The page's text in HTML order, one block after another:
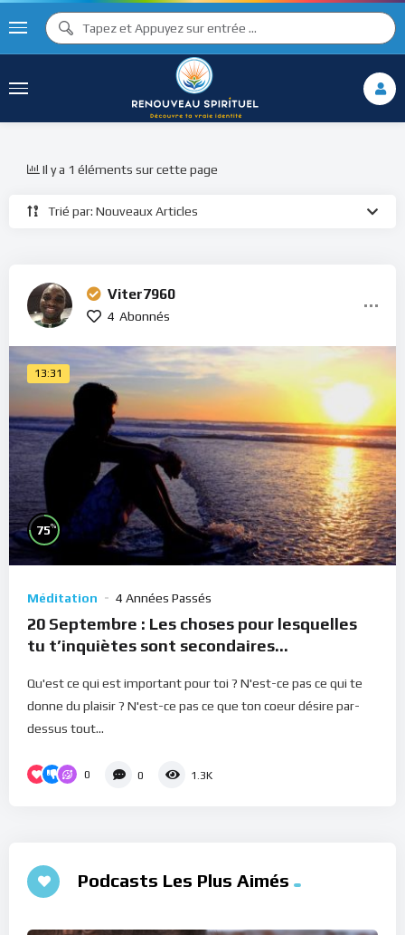
Trié par: Nouveaux Articles
Il y a 1 éléments sur cette page
Viter7960
4 Abonnés
13:31
75%
Méditation 4 Années Passés
20 Septembre : Les choses pour lesquelles
tu t’inquiètes sont secondaires
Qu'est ce qui est important pour toi ? N'est-ce pas ce qui te
donne du plaisir ? N'est-ce pas ce que ton coeur désire par-
dessus tout...
0 0 1.3K
Podcasts Les Plus Aimés